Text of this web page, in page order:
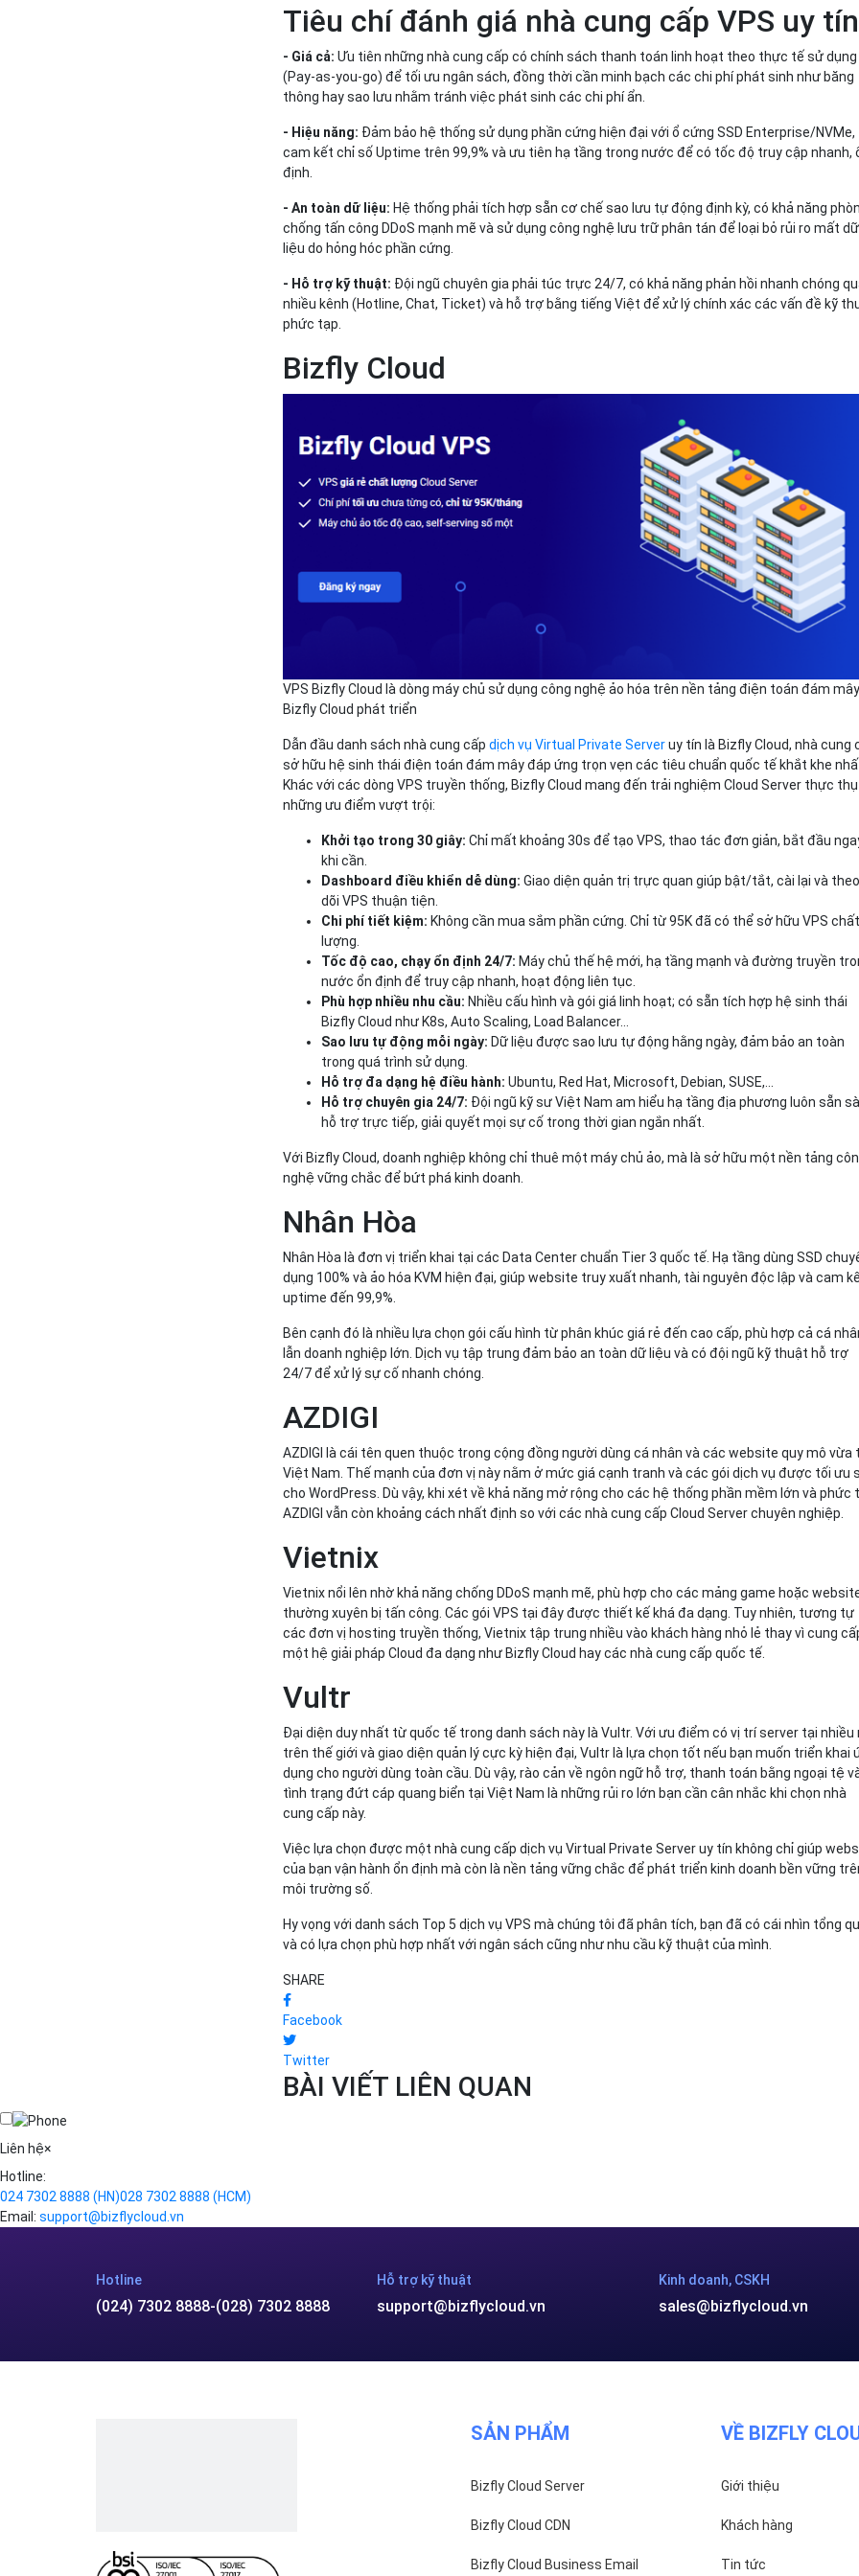
Tiêu chí đánh giá nhà cung cấp VPS uy tín
- Giá cả:Ưu tiên những nhà cung cấp có chính sách thanh toán linh hoạt theo thực tế sử dụng
(Pay-as-you-go) để tối ưu ngân sách, đồng thời cần minh bạch các chi phí phát sinh như băng
thông hay sao lưu nhằm tránh việc phát sinh các chi phí ẩn.
- Hiệu năng: Đảm bảo hệ thống sử dụng phần cứng hiện đại với ổ cứng SSD Enterprise/NVMe,
cam kết chỉ số Uptime trên 99,9% và ưu tiên hạ tầng trong nước để có tốc độ truy cập nhanh,
định.
- An toàn dữ liệu: Hệ thống phải tích hợp sẵn cơ chế sao lưu tự động định kỳ, có khả năng
chống tấn công DDoS mạnh mẽ và sử dụng công nghệ lưu trữ phân tán để loại bỏ rủi ro mất dữ
liệu do hỏng hóc phần cứng.
- Hỗ trợ kỹ thuật: Đội ngũ chuyên gia phải túc trực 24/7, có khả năng phản hồi nhanh chóng
nhiều kênh (Hotline, Chat, Ticket) và hỗ trợ bằng tiếng Việt để xử lý chính xác các vấn đề kỹ
phức tạp.
Bizfly Cloud
VPS Bizfly Cloud là dòng máy chủ sử dụng công nghệ ảo hóa trên nền tảng điện toán đám
Bizfly Cloud phát triển
Dẫn đầu danh sách nhà cung cấpdịch vụ Virtual Private Serveruy tín là Bizfly Cloud, nhà cung
sở hữu hệ sinh thái điện toán đám mây đáp ứng trọn vẹn các tiêu chuẩn quốc tế khắt khe
Khác với các dòng VPS truyền thống, Bizfly Cloud mang đến trải nghiệm Cloud Server thực
những ưu điểm vượt trội:
Khởi tạo trong 30 giây:Chỉ mất khoảng 30s để tạo VPS, thao tác đơn giản, bắt đầu
khi cần.
Dashboard điều khiển dễ dùng: Giao diện quản trị trực quan giúp bật/tắt, cài lại và theo
dõi VPS thuận tiện.
Chi phí tiết kiệm: Không cần mua sắm phần cứng. Chỉ từ 95K đã có thể sở hữu VPS chất
lượng.
Tốc độ cao, chạy ổn định 24/7: Máy chủ thế hệ mới, hạ tầng mạnh và đường truyền
nước ổn định để truy cập nhanh, hoạt động liên tục.
Phù hợp nhiều nhu cầu: Nhiều cấu hình và gói giá linh hoạt; có sẵn tích hợp hệ sinh thái
Bizfly Cloud như K8s, Auto Scaling, Load Balancer…
Sao lưu tự động mỗi ngày: Dữ liệu được sao lưu tự động hằng ngày, đảm bảo an toàn
trong quá trình sử dụng.
Hỗ trợ đa dạng hệ điều hành: Ubuntu, Red Hat, Microsoft, Debian, SUSE,...
Hỗ trợ chuyên gia 24/7: Đội ngũ kỹ sư Việt Nam am hiểu hạ tầng địa phương luôn sẵn
hỗ trợ trực tiếp, giải quyết mọi sự cố trong thời gian ngắn nhất.
Với Bizfly Cloud, doanh nghiệp không chỉ thuê một máy chủ ảo, mà là sở hữu một nền tảng
nghệ vững chắc để bứt phá kinh doanh.
Nhân Hòa
Nhân Hòa là đơn vị triển khai tại các Data Center chuẩn Tier 3 quốc tế. Hạ tầng dùng SSD
dụng 100% và ảo hóa KVM hiện đại, giúp website truy xuất nhanh, tài nguyên độc lập và cam
uptime đến 99,9%.
Bên cạnh đó là nhiều lựa chọn gói cấu hình từ phân khúc giá rẻ đến cao cấp, phù hợp cả cá
lẫn doanh nghiệp lớn. Dịch vụ tập trung đảm bảo an toàn dữ liệu và có đội ngũ kỹ thuật hỗ trợ
24/7 để xử lý sự cố nhanh chóng.
AZDIGI
AZDIGI là cái tên quen thuộc trong cộng đồng người dùng cá nhân và các website quy mô vừa
Việt Nam. Thế mạnh của đơn vị này nằm ở mức giá cạnh tranh và các gói dịch vụ được tối ưu
cho WordPress. Dù vậy, khi xét về khả năng mở rộng cho các hệ thống phần mềm lớn và phức
AZDIGI vẫn còn khoảng cách nhất định so với các nhà cung cấp Cloud Server chuyên nghiệp.
Vietnix
Vietnix nổi lên nhờ khả năng chống DDoS mạnh mẽ, phù hợp cho các mảng game hoặc
thường xuyên bị tấn công. Các gói VPS tại đây được thiết kế khá đa dạng. Tuy nhiên, tương tự
các đơn vị hosting truyền thống, Vietnix tập trung nhiều vào khách hàng nhỏ lẻ thay vì cung
một hệ giải pháp Cloud đa dạng như Bizfly Cloud hay các nhà cung cấp quốc tế.
Vultr
Đại diện duy nhất từ quốc tế trong danh sách này là Vultr. Với ưu điểm có vị trí server tại nhiều
trên thế giới và giao diện quản lý cực kỳ hiện đại, Vultr là lựa chọn tốt nếu bạn muốn triển khai
dụng cho người dùng toàn cầu. Dù vậy, rào cản về ngôn ngữ hỗ trợ, thanh toán bằng ngoại tệ
tình trạng đứt cáp quang biển tại Việt Nam là những rủi ro lớn bạn cần cân nhắc khi chọn nhà
cung cấp này.
Việc lựa chọn được một nhà cung cấp dịch vụ Virtual Private Server uy tín không chỉ giúp
của bạn vận hành ổn định mà còn là nền tảng vững chắc để phát triển kinh doanh bền vững
môi trường số.
Hy vọng với danh sách Top 5 dịch vụ VPS mà chúng tôi đã phân tích, bạn đã có cái nhìn tổng
và có lựa chọn phù hợp nhất với ngân sách cũng như nhu cầu kỹ thuật của mình.
SHARE
Facebook
Twitter
BÀI VIẾT LIÊN QUAN
Liên hệ×
Hotline:
024 7302 8888 (HN)028 7302 8888 (HCM)
Email: support@bizflycloud.vn
Hotline
(024) 7302 8888-(028) 7302 8888
Hỗ trợ kỹ thuật
support@bizflycloud.vn
Kinh doanh, CSKH
sales@bizflycloud.vn
SẢN PHẨM
Bizfly Cloud Server
Bizfly Cloud CDN
Bizfly Cloud Business Email
VỀ BIZFLY
Giới thiệu
Khách hàng
Tin tức